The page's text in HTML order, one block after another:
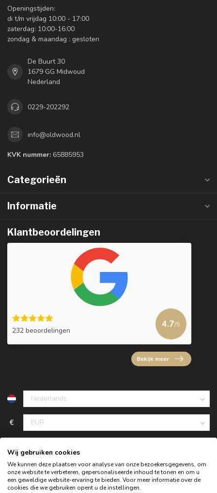
Openingstijden:
di t/m vrijdag 10:00 - 17:00
zaterdag: 10:00-16:00
zondag & maandag : gesloten
De Buurt 30
1679 GG Midwoud
Nederland
0229-202292
info@oldwood.nl
KVK nummer: 65885953
Categorieën
Informatie
Klantbeoordelingen
232 beoordelingen
4.7/5
Bekijk meer
€
Wij gebruiken cookies
We kunnen deze plaatsen voor analyse van onze bezoekersgegevens, om
onze website te verbeteren, gepersonaliseerde inhoud te tonen en om u
een geweldige website-ervaring te bieden. Voor meer informatie over de
cookies die we gebruiken opent u de instellingen.